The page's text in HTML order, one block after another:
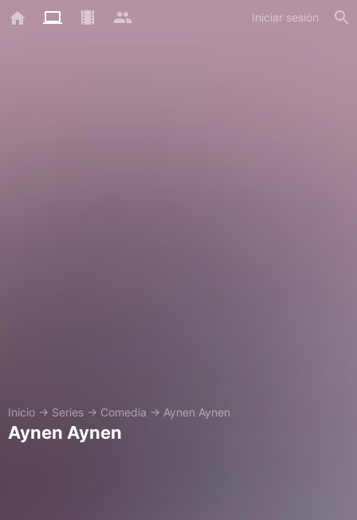
Iniciar sesión
Inicio → Series → Comedia → Aynen Aynen
Aynen Aynen